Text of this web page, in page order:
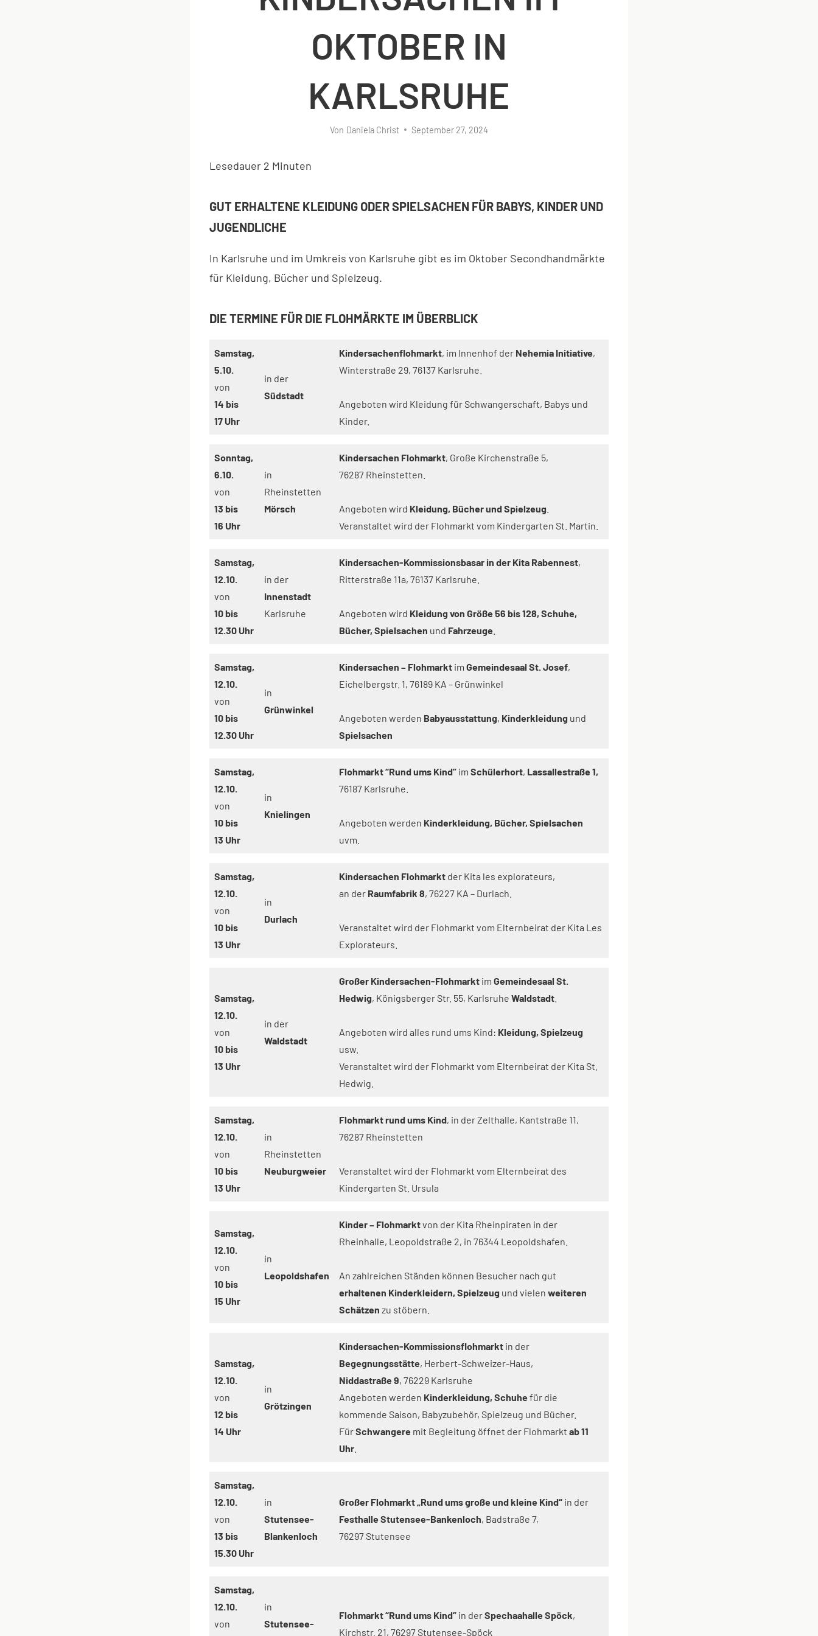
OKTOBER IN
KARLSRUHE
Von Daniela Christ September 27, 2024
Lesedauer 2 Minuten
GUT ERHALTENE KLEIDUNG ODER SPIELSACHEN FÜR BABYS, KINDER UND
JUGENDLICHE
In Karlsruhe und im Umkreis von Karlsruhe gibt es im Oktober Secondhandmärkte
für Kleidung, Bücher und Spielzeug.
DIE TERMINE FÜR DIE FLOHMÄRKTE IM ÜBERBLICK
Samstag,
5.10.
von
14 bis
17 Uhr
in der
Südstadt
Kindersachenflohmarkt, im Innenhof der Nehemia Initiative,
Winterstraße 29, 76137 Karlsruhe.
Angeboten wird Kleidung für Schwangerschaft, Babys und
Kinder.
Sonntag,
6.10.
von
13 bis
16 Uhr
in
Rheinstetten
Mörsch
Kindersachen Flohmarkt, Große Kirchenstraße 5,
76287 Rheinstetten.
Angeboten wird Kleidung, Bücher und Spielzeug
Veranstaltet wird der Flohmarkt vom Kindergarten St. Martin.
Samstag,
12.10.
von
10 bis
12.30 Uhr
in der
Innenstadt
Karlsruhe
Kindersachen-Kommissionsbasar in der Kita Rabennest,
Ritterstraße 11a, 76137 Karlsruhe.
Angeboten wird Kleidung von Größe 56 bis 128, Schuhe,
Bücher, Spielsachen und Fahrzeuge
Samstag,
12.10.
von
10 bis
12.30 Uhr
in
Grünwinkel
Kindersachen – Flohmarkt im Gemeindesaal St. Josef,
Eichelbergstr. 1, 76189 KA – Grünwinkel
Angeboten werden Babyausstattung, Kinderkleidung und
Spielsachen
Samstag,
12.10.
von
10 bis
13 Uhr
in
Knielingen
Flohmarkt “Rund ums Kind” im Schülerhort, Lassallestraße 1,
76187 Karlsruhe.
Angeboten werden Kinderkleidung, Bücher, Spielsachen
uvm.
Samstag,
12.10.
von
10 bis
13 Uhr
in
Durlach
Kindersachen Flohmarkt der Kita les explorateurs,
an der Raumfabrik 8, 76227 KA – Durlach.
Veranstaltet wird der Flohmarkt vom Elternbeirat der Kita Les
Explorateurs.
Samstag,
12.10.
von
10 bis
13 Uhr
in der
Waldstadt
Großer Kindersachen-Flohmarkt im Gemeindesaal St.
Hedwig, Königsberger Str. 55, Karlsruhe Waldstadt
Angeboten wird alles rund ums Kind: Kleidung, Spielzeug
usw.
Veranstaltet wird der Flohmarkt vom Elternbeirat der Kita St.
Hedwig.
Samstag,
12.10.
von
10 bis
13 Uhr
in
Rheinstetten
Neuburgweier
Flohmarkt rund ums Kind, in der Zelthalle, Kantstraße 11,
76287 Rheinstetten
Veranstaltet wird der Flohmarkt vom Elternbeirat des
Kindergarten St. Ursula
Samstag,
12.10.
von
10 bis
15 Uhr
in
Leopoldshafen
Kinder – Flohmarktvon der Kita Rheinpiraten in der
Rheinhalle, Leopoldstraße 2, in 76344 Leopoldshafen.
An zahlreichen Ständen können Besucher nach gut
erhaltenen Kinderkleidern, Spielzeug und vielen weiteren
Schätzen zu stöbern.
Samstag,
12.10.
von
12 bis
14 Uhr
in
Grötzingen
Kindersachen-Kommissionsflohmarkt in der
Begegnungsstätte, Herbert-Schweizer-Haus,
Niddastraße 9, 76229 Karlsruhe
Angeboten werden Kinderkleidung, Schuhe für die
kommende Saison, Babyzubehör, Spielzeug und Bücher.
FürSchwangere mit Begleitung öffnet der Flohmarkt ab 11
Uhr
Samstag,
12.10.
von
13 bis
15.30 Uhr
in
Stutensee-
Blankenloch
Großer Flohmarkt „Rund ums große und kleine Kind“ in der
Festhalle Stutensee-Bankenloch, Badstraße 7,
76297 Stutensee
Samstag,
12.10.
von
in
Stutensee-
Flohmarkt “Rund ums Kind” in derSpechaahalle Spöck,
Kirchstr. 21, 76297 Stutensee-Spöck